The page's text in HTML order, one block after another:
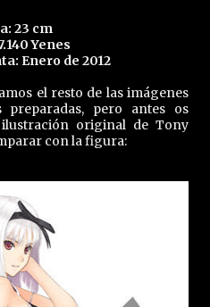
23 cm
Yenes
Enero de 2012
el resto de las imágenes
preparadas, pero antes os
original de Tony
con la figura: